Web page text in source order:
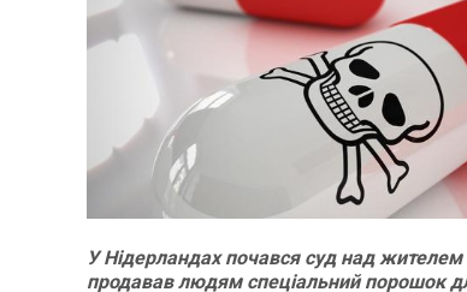
У Нідерландах почався суд над жителем
продавав людям спеціальний порошок